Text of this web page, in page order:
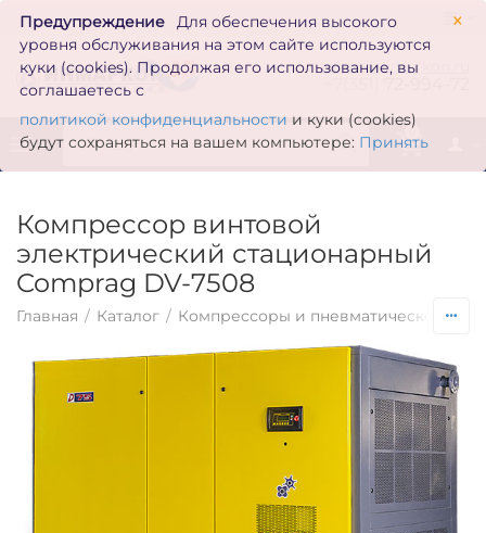
×
Предупреждение
Для обеспечения высокого
уровня обслуживания на этом сайте используются
куки (cookies). Продолжая его использование, вы
соглашаетесь с
политикой конфиденциальности и куки (cookies)
будут сохраняться на вашем компьютере: Принять
zakaz@inmarkon.ru
0
Компрессор винтовой
электрический стационарный
Comprag DV-7508
Главная / Каталог / Компрессоры и пневматическое